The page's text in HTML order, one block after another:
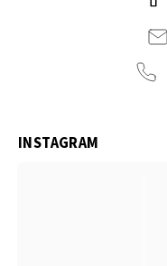
INSTAGRAM